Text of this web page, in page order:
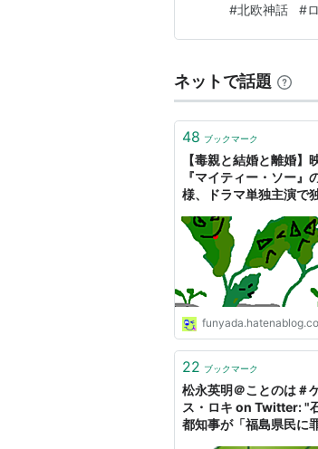
挑発 シヴの黄
ーヴァルディ
#北欧神話 #
ネットで話題
48 ブックマーク
【毒親と結婚と離婚】
『マイティー・ソー』
様、ドラマ単独主演で
のかはガーデンの話。
リッシュガーデン改
22 ブックマーク
松永英明＠ことのは＃
ス・ロキ on Twitter: "
都知事が「福島県民に